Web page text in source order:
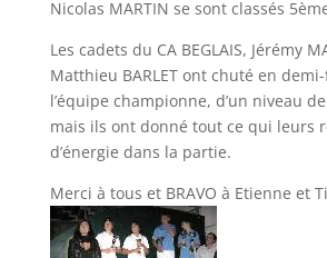
Nicolas MARTIN se sont classés
Les cadets du CA BEGLAIS, Jérémy
Matthieu BARLET ont chuté en
l’équipe championne, d’un niveau
mais ils ont donné tout ce qui leurs
d’énergie dans la partie.
Merci à tous et BRAVO à Etienne et